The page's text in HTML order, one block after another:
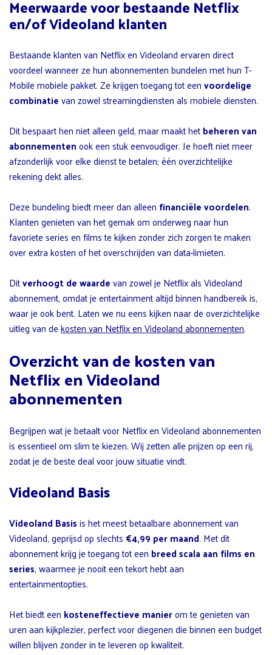
Meerwaarde voor bestaande Netflix
en/of Videoland klanten
Bestaande klanten van Netflix en Videoland ervaren direct
voordeel wanneer ze hun abonnementen bundelen met hun T-
Mobile mobiele pakket. Ze krijgen toegang tot eenvoordelige
combinatievan zowel streamingdiensten als mobiele diensten.
Dit bespaart hen niet alleen geld, maar maakt hetbeheren van
abonnementenook een stuk eenvoudiger. Je hoeft niet meer
afzonderlijk voor elke dienst te betalen; één overzichtelijke
rekening dekt alles.
Deze bundeling biedt meer dan alleen financiële voordelen.
Klanten genieten van het gemak om onderweg naar hun
favoriete series en films te kijken zonder zich zorgen te maken
over extra kosten of het overschrijden van data-limieten.
Ditverhoogt de waardevan zowel je Netflix als Videoland
abonnement, omdat je entertainment altijd binnen handbereik is,
waar je ook bent. Laten we nu eens kijken naar de overzichtelijke
uitleg van dekosten van Netflix en Videoland abonnementen.
Overzicht van de kosten van
Netflix en Videoland
abonnementen
Begrijpen wat je betaalt voor Netflix en Videoland abonnementen
is essentieel om slim te kiezen. Wij zetten alle prijzen op een rij,
zodat je de beste deal voor jouw situatie vindt.
Videoland Basis
Videoland Basisis het meest betaalbare abonnement van
Videoland, geprijsd op slechts€4,99 per maand. Met dit
abonnement krijg je toegang tot een breed scala aan films en
series, waarmee je nooit een tekort hebt aan
entertainmentopties.
Het biedt een kosteneffectieve manierom te genieten van
uren aan kijkplezier, perfect voor diegenen die binnen een budget
willen blijven zonder in te leveren op kwaliteit.